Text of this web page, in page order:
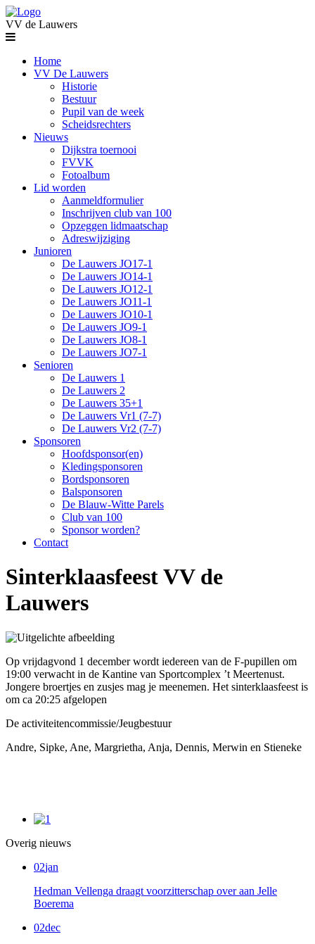
VV de Lauwers
Home
VV De Lauwers
Historie
Bestuur
Pupil van de week
Scheidsrechters
Nieuws
Dijkstra toernooi
FVVK
Fotoalbum
Lid worden
Aanmeldformulier
Inschrijven club van 100
Opzeggen lidmaatschap
Adreswijziging
Junioren
De Lauwers JO17-1
De Lauwers JO14-1
De Lauwers JO12-1
De Lauwers JO11-1
De Lauwers JO10-1
De Lauwers JO9-1
De Lauwers JO8-1
De Lauwers JO7-1
Senioren
De Lauwers 1
De Lauwers 2
De Lauwers 35+1
De Lauwers Vr1 (7-7)
De Lauwers Vr2 (7-7)
Sponsoren
Hoofdsponsor(en)
Kledingsponsoren
Bordsponsoren
Balsponsoren
De Blauw-Witte Parels
Club van 100
Sponsor worden?
Contact
Sinterklaasfeest VV de
Lauwers
Op vrijdagvond 1 december wordt iedereen van de F-pupillen om
19:00 verwacht in de Kantine van Sportcomplex ’t Meertenust.
Jongere broertjes en zusjes mag je meenemen. Het sinterklaasfeest is
om ca 20:25 afgelopen
De activiteitencommissie/Jeugbestuur
Andre, Sipke, Ane, Margrietha, Anja, Dennis, Merwin en Stieneke
Overig nieuws
02jan
Hedman Vellenga draagt voorzitterschap over aan Jelle
Boerema
02dec